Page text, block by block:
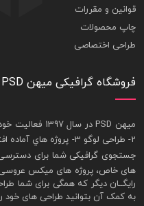
قوانین و مقررات
چاپ محصولات
طراحی اختصاصی
فروشگاه گرافیکی میهن PSD
ميهن PSD در سال 1397 فعاليت خود را در بخش های : 1-
2- طراحی لوگو 3- پروژه
جستجوی گرافيکی شما برای
های خاص، پروژه های ميکس
رايگــان ديگر که همگی برای شما
به کمک آن بتوانيد طراحی های خود